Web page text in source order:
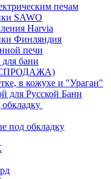
печам
SAWO
Harvia
Финляндия
печи
бани
в кожухе и "Ураган"
для Русской Бани
под обкладку